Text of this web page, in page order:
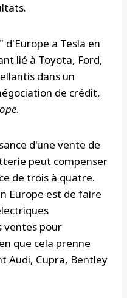
d'Europe a Tesla en
lié à Toyota, Ford,
dans un
de crédit,
.
d'une vente de
peut compenser
de trois à quatre.
Europe est de faire
ventes pour
que cela prenne
Audi, Cupra, Bentley